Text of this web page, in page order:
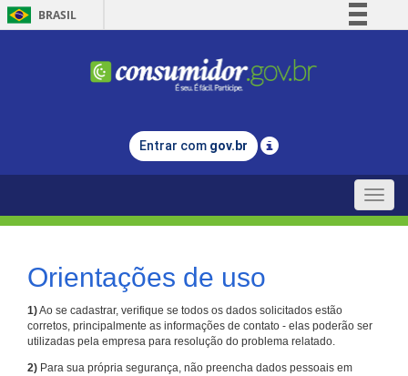
BRASIL
Comunica BR
Legislação
Entrar com gov.br
Toggle
Orientações de uso
1)Ao se cadastrar, verifique se todos os dados solicitados estão
corretos, principalmente as informações de contato - elas poderão ser
utilizadas pela empresa para resolução do problema relatado.
2) Para sua própria segurança, não preencha dados pessoais em